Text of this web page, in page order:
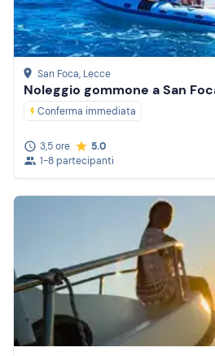
San Foca, Lecce
Noleggio gommone a San
Conferma immediata
3,5 ore
5.0
1-8 partecipanti